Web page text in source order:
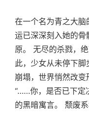
在一个名为青之大
运已深深刻入她的
原。 无尽的杀戮，
此，少女从未停下
崩塌，世界悄然改
“……你，是否已下定
的黑暗寓言。 颓废